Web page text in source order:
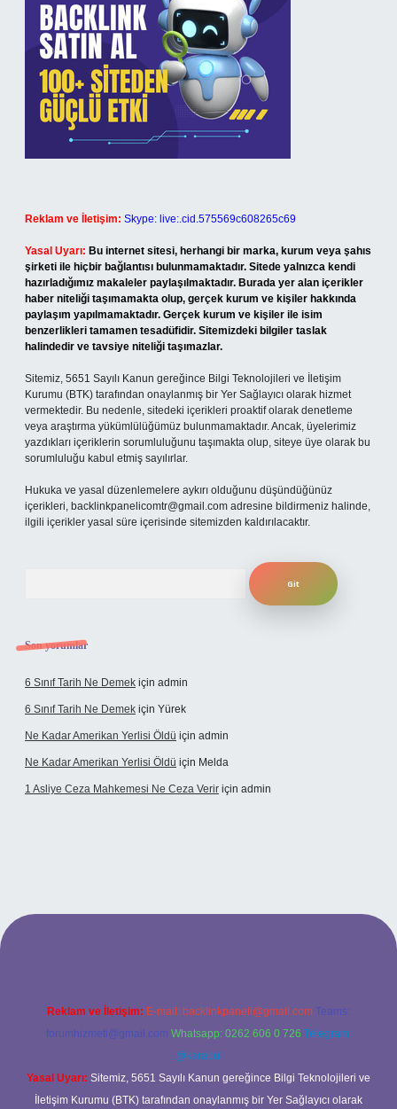
Reklam ve İletişim: Skype: live:.cid.575569c608265c69
Yasal Uyarı: Bu internet sitesi, herhangi bir marka, kurum veya şahıs
şirketi ile hiçbir bağlantısı bulunmamaktadır. Sitede yalnızca kendi
hazırladığımız makaleler paylaşılmaktadır. Burada yer alan içerikler
haber niteliği taşımamakta olup, gerçek kurum ve kişiler hakkında
paylaşım yapılmamaktadır. Gerçek kurum ve kişiler ile isim
benzerlikleri tamamen tesadüfidir. Sitemizdeki bilgiler taslak
halindedir ve tavsiye niteliği taşımazlar.
Sitemiz, 5651 Sayılı Kanun gereğince Bilgi Teknolojileri ve İletişim
Kurumu (BTK) tarafından onaylanmış bir Yer Sağlayıcı olarak hizmet
vermektedir. Bu nedenle, sitedeki içerikleri proaktif olarak denetleme
veya araştırma yükümlülüğümüz bulunmamaktadır. Ancak, üyelerimiz
yazdıkları içeriklerin sorumluluğunu taşımakta olup, siteye üye olarak bu
sorumluluğu kabul etmiş sayılırlar.
Hukuka ve yasal düzenlemelere aykırı olduğunu düşündüğünüz
içerikleri, backlinkpanelicomtr@gmail.com adresine bildirmeniz halinde,
ilgili içerikler yasal süre içerisinde sitemizden kaldırılacaktır.
Son yorumlar
6 Sınıf Tarih Ne Demek için admin
6 Sınıf Tarih Ne Demek için Yürek
Ne Kadar Amerikan Yerlisi Öldü için admin
Ne Kadar Amerikan Yerlisi Öldü için Melda
1 Asliye Ceza Mahkemesi Ne Ceza Verir için admin
Reklam ve İletişim: E-mail: backlinkpaneli@gmail.com Teams:
forumhizmeti@gmail.com Whatsapp: 0262 606 0 726 Telegram:
@karabul
Yasal Uyarı: Sitemiz, 5651 Sayılı Kanun gereğince Bilgi Teknolojileri ve
İletişim Kurumu (BTK) tarafından onaylanmış bir Yer Sağlayıcı olarak